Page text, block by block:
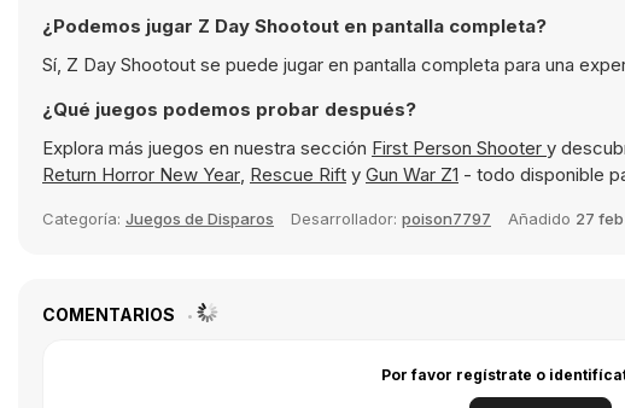
¿Podemos jugar Z Day Shootout en pantalla completa?
Sí, Z Day Shootout se puede jugar en pantalla completa para una
¿Qué juegos podemos probar después?
Explora más juegos en nuestra sección First Person Shooter y
Return Horror New Year, Rescue Rift y Gun War Z1 - todo disponible
Categoría: Juegos de Disparos Desarrollador: poison7797 Añadido 27
COMENTARIOS
Por favor regístrate o